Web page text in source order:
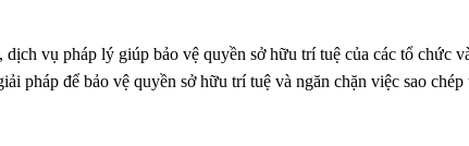
vụ pháp lý giúp bảo vệ quyền sở hữu trí tuệ của các tổ chức
pháp để bảo vệ quyền sở hữu trí tuệ và ngăn chặn việc sao chép